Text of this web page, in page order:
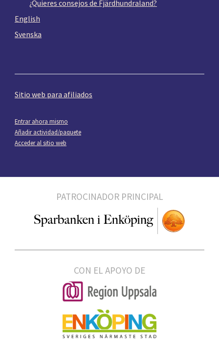
¿Quieres consejos de Fjärdhundraland?
English
Svenska
Sitio web para afiliados
Entrar ahora mismo
Añadir actividad/paquete
Acceder al sitio web
PATROCINADOR PRINCIPAL
CON EL APOYO DE